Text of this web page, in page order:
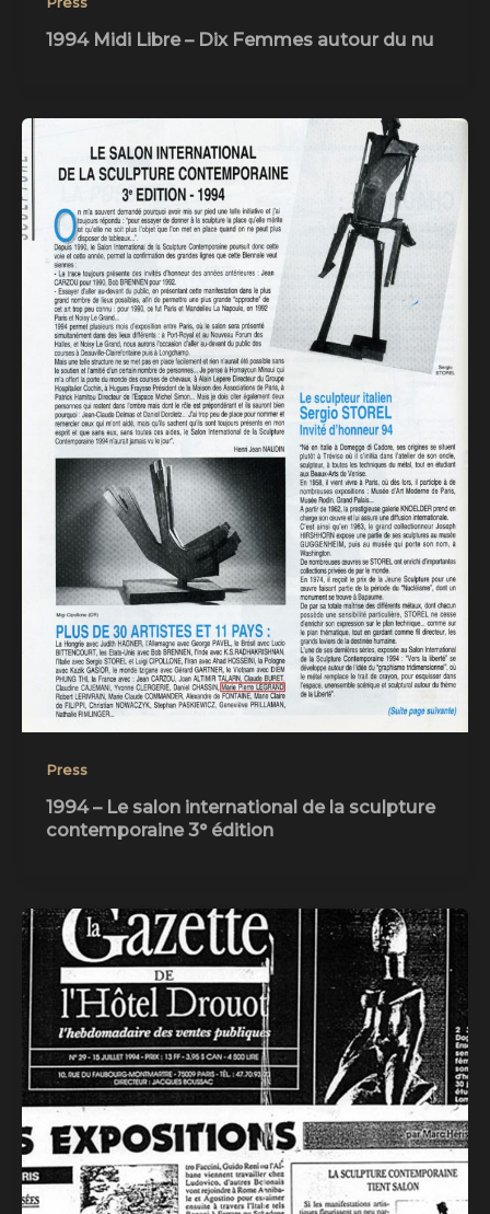
1994 Midi Libre – Dix Femmes autour du nu
Press
1994 – Le salon international de la sculpture
contemporaine 3° édition